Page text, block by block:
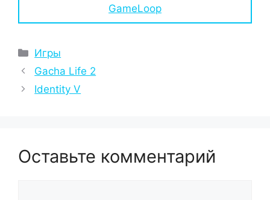
GameLoop
Рубрики
Игры
Gacha Life 2
Identity V
Оставьте комментарий